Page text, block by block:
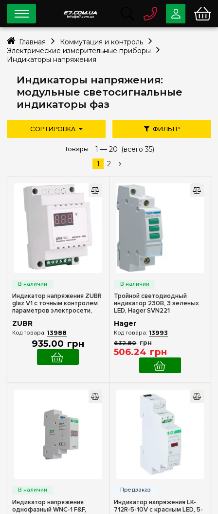
Индикаторы напряжения:
модульные светосигнальные
индикаторы фаз
СОРТИРОВКА ФИЛЬТР
Производитель
ETI
F&F (26)
Hager
ZUBR
Количество полюсов
1(1)
Зеленый
Оранжевый
Синий(6)
3 фазы
Ток катушки управления
дороже
новые поступления
Товары 1 — 20 (всего 35)
1
2
Индикатор напряжения ZUBR
glaz V1 с точным контролем
параметров электросети,
ZUBR
13988
935.00 грн
Тройной светодиодный
индикатор 230В, 3 зеленых
LED, Hager SVN221
Hager
13993
632.80 грн
506.24 грн
Индикатор напряжения
однофазный WNC-1 F&F,
Индикатор напряжения LK-
712R-5-10V с красным LED, 5-
0 80033-63-07
Бесплатно
info@e7.com.ua
Viber Telegram
Главная
Коммутация и контроль
Электрические измерительные приборы
Индикаторы напряжения